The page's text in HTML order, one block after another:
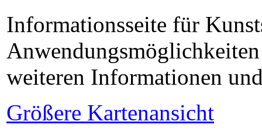
Informationsseite für
weiteren Informationen
Größere Kartenansicht